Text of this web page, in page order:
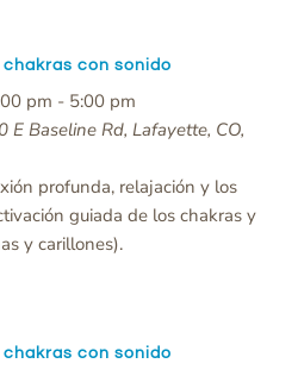
con sonido
pm - 5:00 pm
E Baseline Rd, Lafayette, CO,
profunda, relajación y los
guiada de los chakras y
y carillones).
con sonido